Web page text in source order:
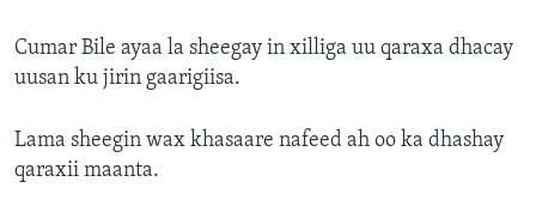
Cumar Bile ayaa la sheegay in xilliga uu qaraxa dhacay
uusan ku jirin gaarigiisa.
Lama sheegin wax khasaare nafeed ah oo ka dhashay
qaraxii maanta.